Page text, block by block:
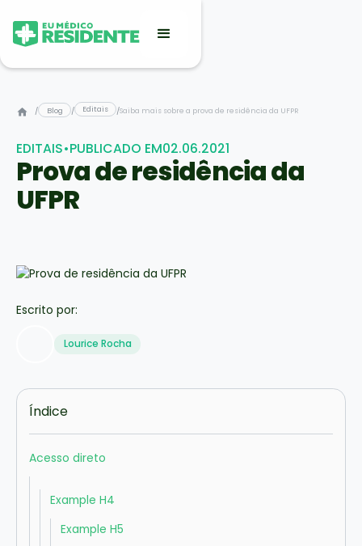
/ Blog / Editais /Saiba mais sobre a prova de residência da UFPR
EDITAIS•PUBLICADO EM02.06.2021
Prova de residência da
UFPR
Escrito por:
Lourice Rocha
Índice
Acesso direto
Example H4
Example H5